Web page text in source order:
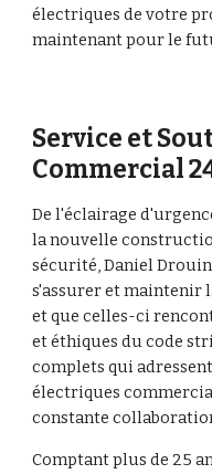
électriques de votre
maintenant pour le
Service et
Commercial
De l'éclairage
la nouvelle
sécurité, Daniel
s'assurer et maintenir
et que celles-ci
et éthiques du code
complets qui
électriques
constante
Comptant plus de 25